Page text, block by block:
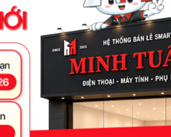
Cốc sạc Apple